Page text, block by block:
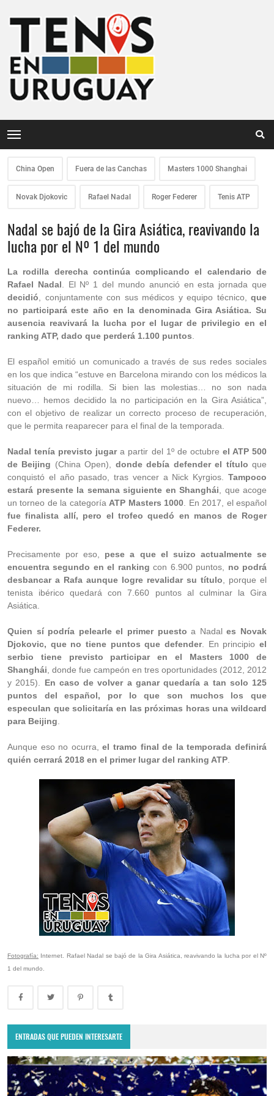
China Open Fuera de las Canchas Masters 1000 Shanghai
Novak Djokovic Rafael Nadal Roger Federer Tenis ATP
Nadal se bajó de la Gira Asiática, reavivando la
lucha por el Nº 1 del mundo
La rodilla derecha continúa complicando el calendario de
Rafael Nadal . El Nº 1 del mundo anunció en esta jornada que
decidió , conjuntamente con sus médicos y equipo técnico, que
no participará este año en la denominada Gira Asiática. Su
ausencia reavivará la lucha por el lugar de privilegio en el
ranking ATP, dado que perderá 1.100 puntos
El español emitió un comunicado a través de sus redes sociales
en los que indica “estuve en Barcelona mirando con los médicos la
situación de mi rodilla. Si bien las molestias… no son nada
nuevo… hemos decidido la no participación en la Gira Asiática”,
con el objetivo de realizar un correcto proceso de recuperación,
que le permita reaparecer para el final de la temporada.
Nadal tenía previsto jugara partir del 1º de octubre el ATP 500
de Beijing (China Open), donde debía defender el título que
conquistó el año pasado, tras vencer a Nick Kyrgios. Tampoco
estará presente la semana siguiente en Shanghái , que acoge
un torneo de la categoría ATP Masters 1000 . En 2017, el español
fue finalista allí, pero el trofeo quedó en manos de Roger
Federer.
Precisamente por eso, pese a que el suizo actualmente se
encuentra segundo en el ranking con 6.900 puntos, no podrá
desbancar a Rafa aunque logre revalidar su título , porque el
tenista ibérico quedará con 7.660 puntos al culminar la Gira
Asiática.
Quien sí podría pelearle el primer puesto a Nadales Novak
Djokovic, que no tiene puntos que defender. En principio el
serbio tiene previsto participar en el Masters 1000 de
Shanghái , donde fue campeón en tres oportunidades (2012, 2012
y 2015). En caso de volver a ganar quedaría a tan solo 125
puntos del español, por lo que son muchos los que
especulan que solicitaría en las próximas horas una wildcard
para Beijing
Aunque eso no ocurra,el tramo final de la temporada definirá
quién cerrará 2018 en el primer lugar del ranking ATP
Fotografía: Internet. Rafael Nadal se bajó de la Gira Asiática, reavivando la lucha por el Nº
1 del mundo.
ENTRADAS QUE PUEDEN INTERESARTE